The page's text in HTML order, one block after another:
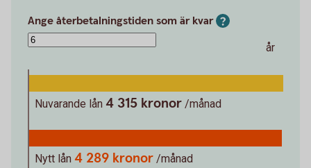
Ange återbetalningstiden som är kvar
år
Nuvarande lån 4 315 kronor /månad
Nytt lån 4 289 kronor /månad